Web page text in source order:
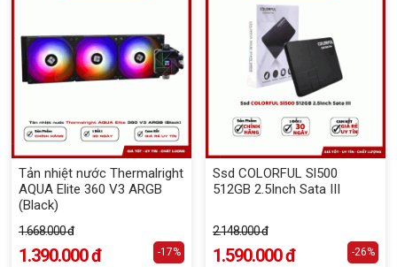
Tản nhiệt nước Thermalright
AQUA Elite 360 V3 ARGB
(Black)
1.668.000 đ
1.390.000 đ -17%
Ssd COLORFUL Sl500
512GB 2.5Inch Sata III
2.148.000 đ
1.590.000 đ -26%